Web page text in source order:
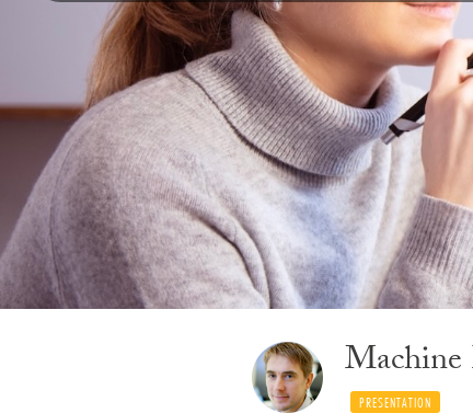
Machine
PRESENTATION